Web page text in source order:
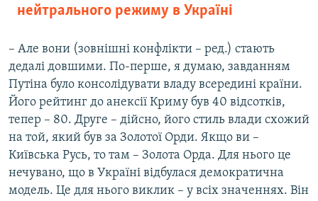
нейтрального режиму в Україні
– Але вони (зовнішні конфлікти – ред.) стають
дедалі довшими. По-перше, я думаю, завданням
Путіна було консолідувати владу всередині країни.
Його рейтинг до анексії Криму був 40 відсотків,
тепер – 80. Друге – дійсно, його стиль влади схожий
на той, який був за Золотої Орди. Якщо ви –
Київська Русь, то там – Золота Орда. Для нього це
нечувано, що в Україні відбулася демократична
модель. Це для нього виклик – у всіх значеннях. Він